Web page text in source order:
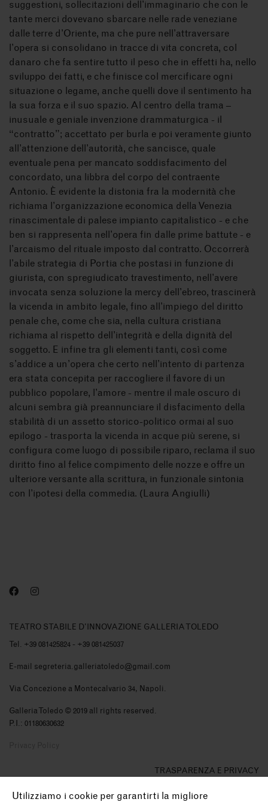
suggestioni, sollecitazioni dell’immaginario che con le
tante merci dovevano sbarcare nelle rade veneziane
dalle terre d’Oriente, ma che pure nell’attraversare
l’opera si consolidano in tracce di vita concreta, col
danaro che fa sentire tutto il peso che in effetti ha, nello
sviluppo dei fatti, e che finisce col mercificare ogni
situazione o legame, anche quelli dove il sentimento ha
la sua forza e il suo spazio. Al centro della trama –
inusuale e geniale invenzione drammaturgica - il
“contratto”; accettato per burla e poi veramente giunto
all’attenzione dell’autorità, che sancisce, quale
eventuale pena per mancato soddisfacimento del
concordato, una libbra del corpo del contraente
Antonio. È evidente la distonia fra la modernità che
richiama l’organizzazione economica della Venezia
rinascimentale di palese impianto capitalistico - e che
ben si rappresenta nell’opera fin dalle prime battute - e
l’arcaismo del rituale imposto dal contratto. Occorrerà
l’abile strategia di Portia che postasi in funzione di
giurista, con spregiudicato travestimento, nell’avere
invocata senza soluzione la mercy dell’ebreo, trascinerà
la vicenda in ambito legale, fino all’impiego del diritto
penale che, come che sia, nella cultura cristiana
richiama al rispetto dell’integrità e della dignità del
soggetto. E infine tra gli elementi tanti, così come
s’addice a un’opera che certo nell’intento di partenza
era stata concepita per raccogliere il favore di un
pubblico popolare, l’amore - mentre il male oscuro di
alcuni sembra già preannunciare il disfacimento della
stabilità di un assetto storico-politico ormai al suo
epilogo - trasporta la vicenda in acque più serene, si
configura come luogo di possibile riparo, reclama il suo
diritto fino al felice compimento delle nozze e offre un
ulteriore versante alla scrittura, in funzionale sintonia
con l’ipotesi della commedia. (Laura Angiulli)
TEATRO STABILE D'INNOVAZIONE GALLERIA TOLEDO
Tel. +39 081425824 - +39 081425037
E-mail segreteria.galleriatoledo@gmail.com
Via Concezione a Montecalvario 34, Napoli.
Galleria Toledo © 2019 all rights reserved.
P.I.: 01180630632
TRASPARENZA E PRIVACY
Curriculum
Utilizziamo i cookie per garantirti la migliore